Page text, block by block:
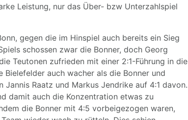
Leistung, nur das Über- bzw Unterzahlspiel
gegen die im Hinspiel auch bereits ein Sieg
schossen zwar die Bonner, doch Georg
Teutonen zufrieden mit einer 2:1-Führung in die
auch wacher als die Bonner und
Raatz und Markus Jendrike auf 4:1 davon.
damit auch die Konzentration etwas zu
die Bonner mit 4:5 vorbeigezogen waren,